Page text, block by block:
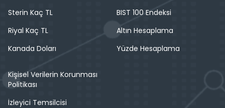
Sterin Kaç TL
Riyal Kaç TL
Kanada Doları
BIST 100 Endeksi
Altın Hesaplama
Yüzde Hesaplama
Kişisel Verilerin Korunması
Politikası
İzleyici Temsilcisi